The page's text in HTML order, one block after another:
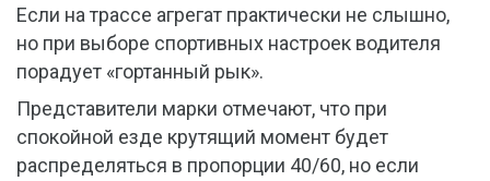
Если на трассе агрегат практически не слышно,
но при выборе спортивных настроек водителя
порадует «гортанный рык».
Представители марки отмечают, что при
спокойной езде крутящий момент будет
распределяться в пропорции 40/60, но если